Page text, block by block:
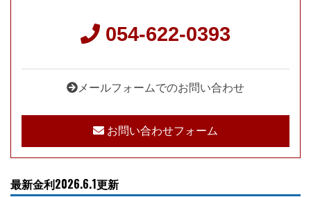
054-622-0393
メールフォームでのお問い合わせ
お問い合わせフォーム
最新金利2026.6.1更新